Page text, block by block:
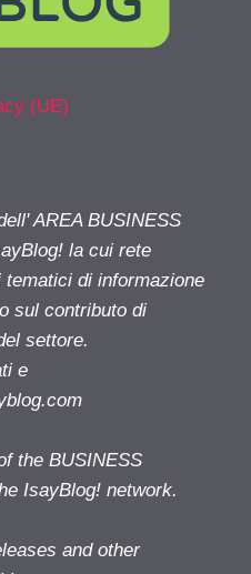
(UE)
AREA BUSINESS
la cui rete
di informazione
sul contributo di
settore.
e
the BUSINESS
IsayBlog! network.
and other